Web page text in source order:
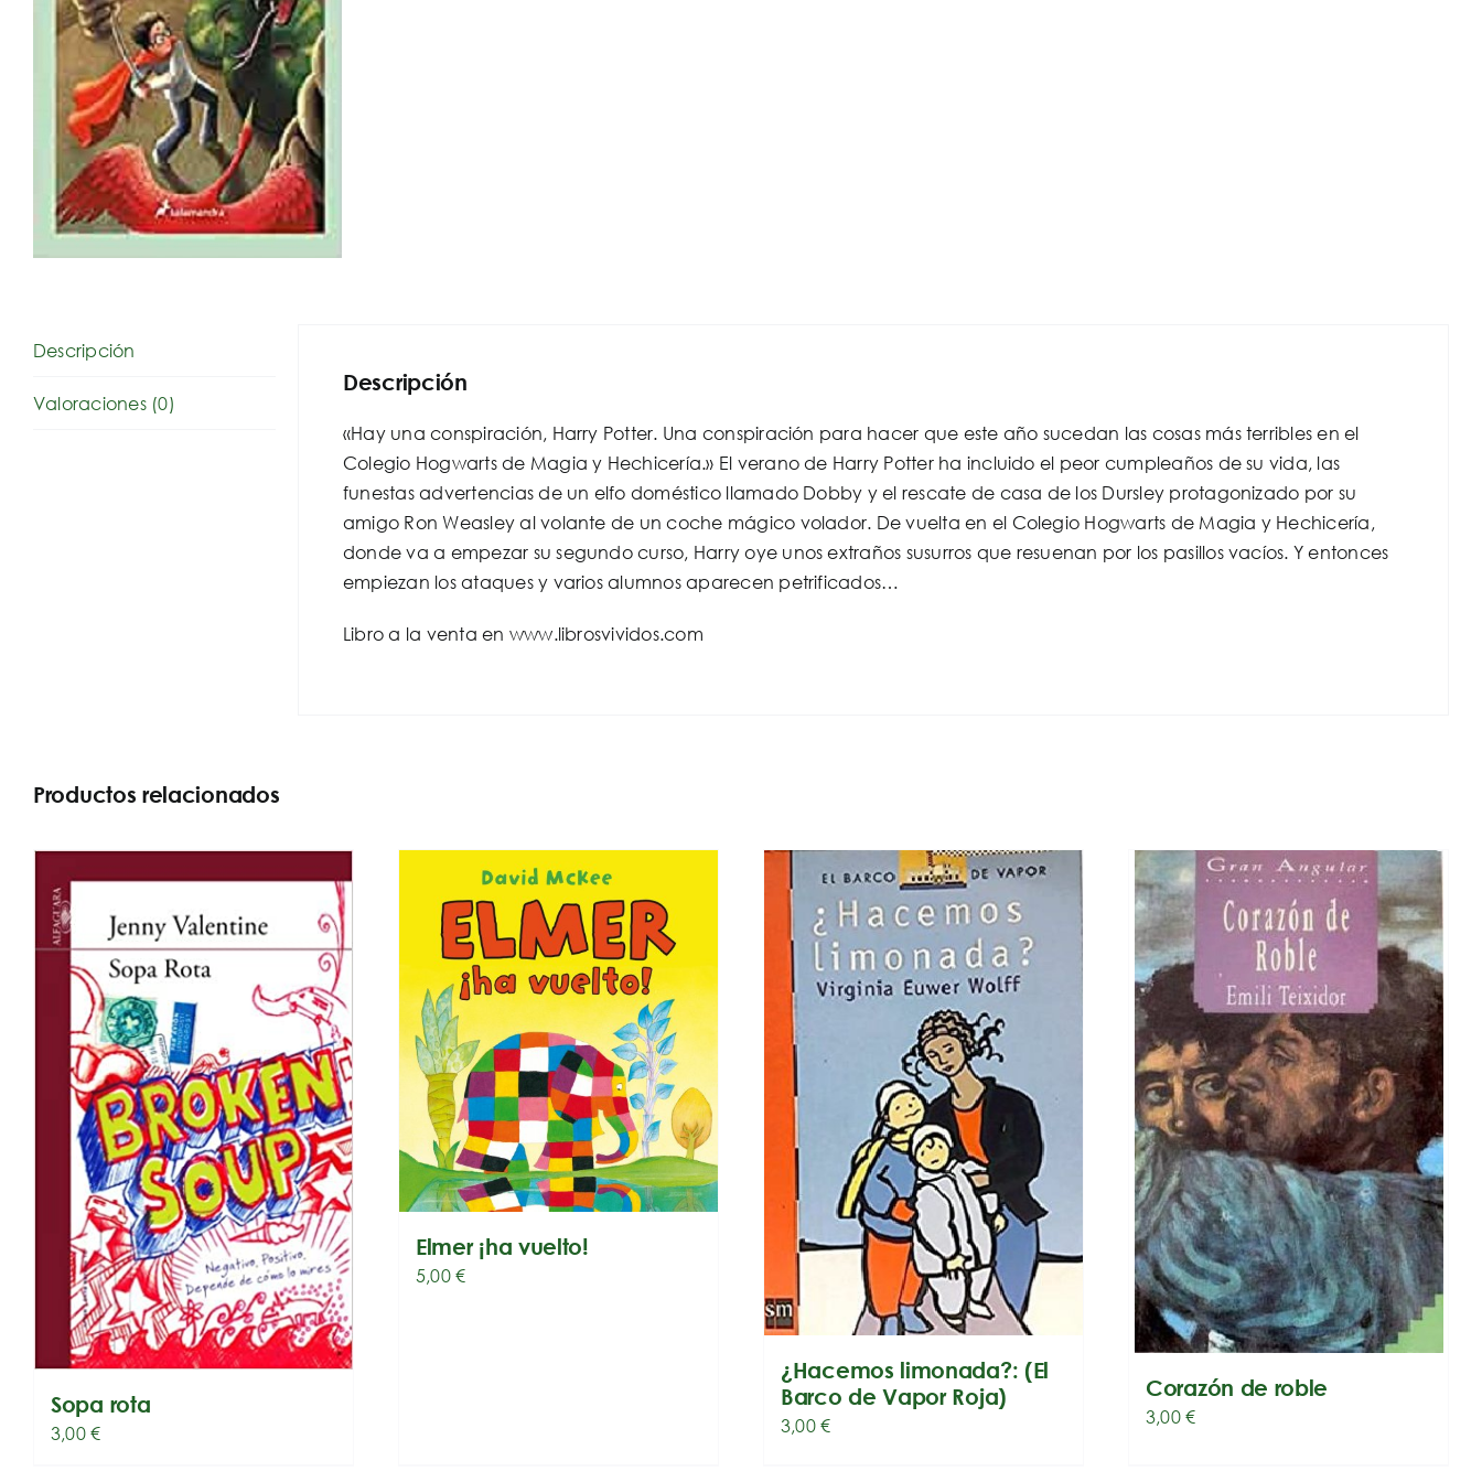
Descripción
Valoraciones (0)
Descripción
«Hay una conspiración, Harry Potter. Una conspiración para hacer que este año sucedan las cosas más terribles en el
Colegio Hogwarts de Magia y Hechicería.» El verano de Harry Potter ha incluido el peor cumpleaños de su vida, las
funestas advertencias de un elfo doméstico llamado Dobby y el rescate de casa de los Dursley protagonizado por su
amigo Ron Weasley al volante de un coche mágico volador. De vuelta en el Colegio Hogwarts de Magia y Hechicería,
donde va a empezar su segundo curso, Harry oye unos extraños susurros que resuenan por los pasillos vacíos. Y entonces
empiezan los ataques y varios alumnos aparecen petrificados…
Libro a la venta en www.librosvividos.com
Productos relacionados
Sopa rota
3,00€
Elmer ¡ha vuelto!
5,00€
¿Hacemos limonada?: (El
Barco de Vapor Roja)
3,00€
Corazón de roble
3,00€